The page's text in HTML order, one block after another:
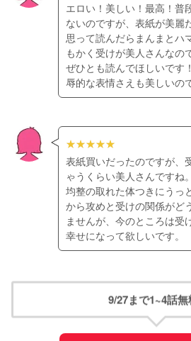
エロい！美しい！最高！普
ないのですが、表紙が美麗
思って読んだらまんまとハ
もかく受けが美人さんなの
ぜひとも読んでほしいです
辱的な表情さえも美しいの
表紙買いだったのですが、
ゃうくらい美人さんですね
均整の取れた体つきにうっ
から攻めと受けの関係がど
ませんが、今のところは受
幸せになって欲しいです。
9/27まで1~4話無